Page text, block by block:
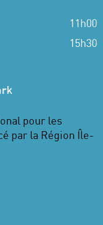
11h00
15h30
pour les
par la Région Île-